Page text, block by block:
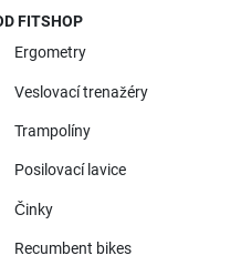
FITSHOP
Ergometry
Veslovací trenažéry
Trampolíny
Posilovací lavice
Činky
Recumbent bikes